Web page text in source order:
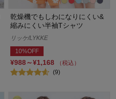
乾燥機でもしわになりにくい&
縮みにくい半袖Tシャツ
リッケ/LYKKE
10%OFF
¥988～¥1,168
（税込）
(9)